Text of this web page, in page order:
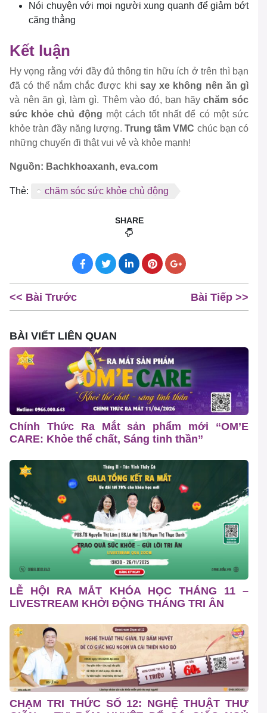
Nói chuyện với mọi người xung quanh để giảm bớt
căng thẳng
Kết luận
Hy vọng rằng với đầy đủ thông tin hữu ích ở trên thì bạn
đã có thể nắm chắc được khi say xe không nên ăn gì
và nên ăn gì, làm gì. Thêm vào đó, bạn hãychăm sóc
sức khỏe chủ động một cách tốt nhất để có một sức
khỏe tràn đầy năng lượng. Trung tâm VMC chúc bạn có
những chuyến đi thật vui vẻ và khỏe mạnh!
Nguồn: Bachkhoaxanh, eva.com
Thẻ: chăm sóc sức khỏe chủ động
SHARE
<< Bài Trước Bài Tiếp >>
BÀI VIẾT LIÊN QUAN
Chính Thức Ra Mắt sản phẩm mới “OM’E
CARE: Khỏe thể chất, Sáng tinh thần”
LỄ HỘI RA MẮT KHÓA HỌC THÁNG 11 –
LIVESTREAM KHỞI ĐỘNG THÁNG TRI ÂN
CHẠM TRI THỨC SỐ 12: NGHỆ THUẬT THƯ